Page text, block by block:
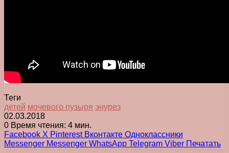
Теги
детей мочевого пузыря энурез
02.03.2018
0 Время чтения: 4 мин.
Facebook X Pinterest Вконтакте Одноклассники
Messenger Messenger WhatsApp Telegram Viber Печатать